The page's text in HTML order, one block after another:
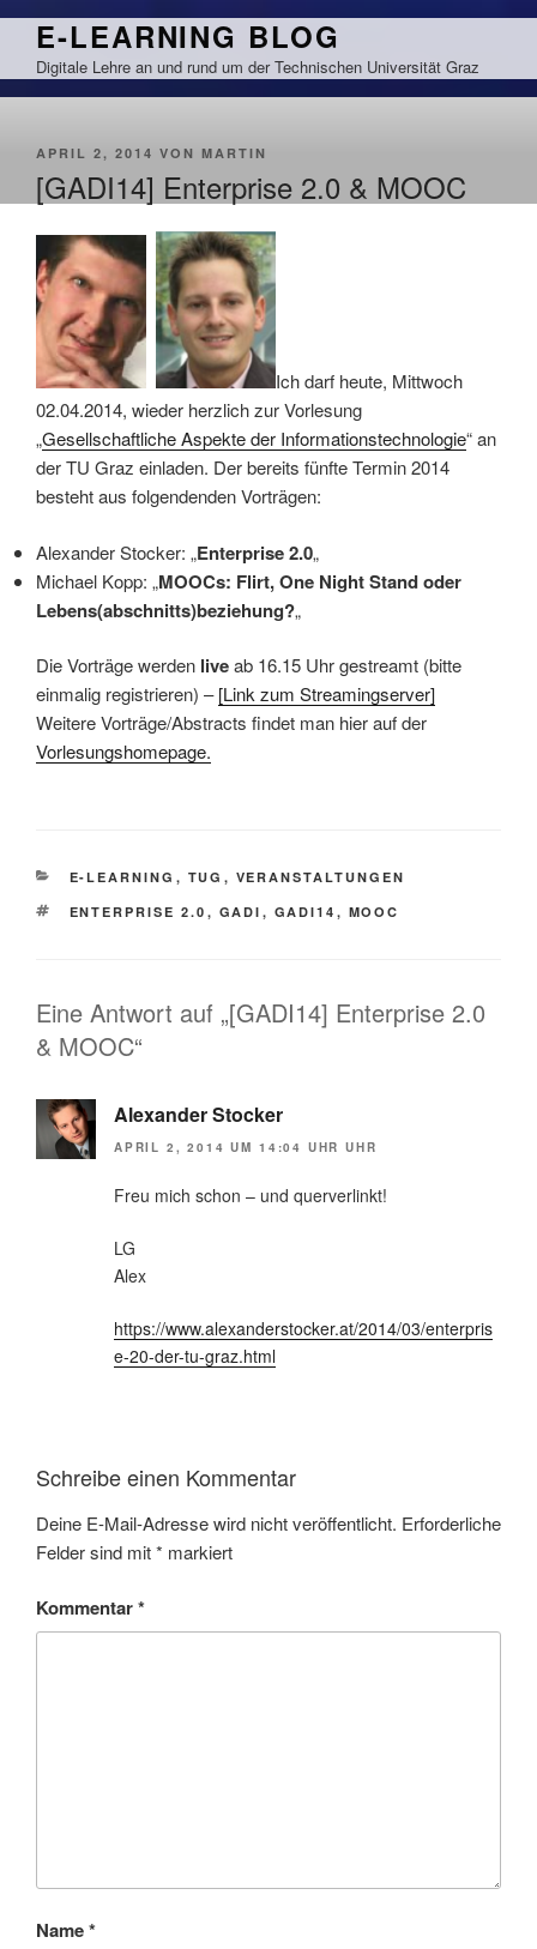
Zum
springen
E-LEARNING BLOG
Digitale Lehre an und rund um der Technischen Universität Graz
VERÖFFENTLICHT
APRIL 2, 2014 VON MARTIN
[GADI14] Enterprise 2.0 & MOOC
Ich darf heute, Mittwoch
02.04.2014, wieder herzlich zur Vorlesung
„Gesellschaftliche Aspekte der Informationstechnologie“ an
der TU Graz einladen. Der bereits fünfte Termin 2014
besteht aus folgendenden Vorträgen:
Alexander Stocker: „Enterprise 2.0„
Michael Kopp: „MOOCs: Flirt, One Night Stand oder
Lebens(abschnitts)beziehung?„
Die Vorträge werden liveab 16.15 Uhr gestreamt (bitte
einmalig registrieren) –[Link zum Streamingserver]
Weitere Vorträge/Abstracts findet man hier auf der
Vorlesungshomepage.
KATEGORIEN
E-LEARNING , TUG , VERANSTALTUNGEN
SCHLAGWÖRTER
ENTERPRISE 2.0 , GADI , GADI14 , MOOC
Eine Antwort auf „[GADI14] Enterprise 2.0
& MOOC“
Alexander Stocker
APRIL 2, 2014 UM 14:04 UHR UHR
Freu mich schon – und querverlinkt!
LG
Alex
https://www.alexanderstocker.at/2014/03/enterpris
e-20-der-tu-graz.html
Schreibe einen Kommentar
Deine E-Mail-Adresse wird nicht veröffentlicht. Erforderliche
Felder sind mit* markiert
Kommentar*
Name*